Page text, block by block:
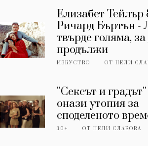
Елизабет Тейлър
Ричард Бъртън -
твърде голяма, за
продължи
ИЗКУСТВО ОТНЕЛИ
''Сексът и
онази утопия за
споделеното
30+ ОТНЕЛИ СЛАВОВА